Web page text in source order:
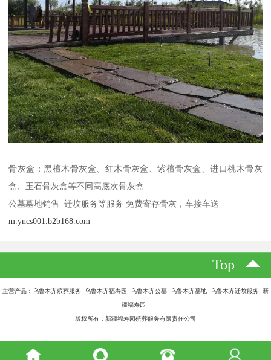
骨灰盒：黑檀木骨灰盒、红木骨灰盒、紫檀骨灰盒、进口桃木骨灰
盒、玉石骨灰盒等不同高底次骨灰盒
公墓墓地销售 迁坟服务等服务 免费寄存骨灰，车接车送
m.yncs001.b2b168.com
Top
主营产品：乌鲁木齐殡葬服务 乌鲁木齐福寿园 乌鲁木齐公墓 乌鲁木齐墓地 乌鲁木齐迁坟服务 新
疆福寿园
版权所有：新疆福寿园殡葬服务有限责任公司